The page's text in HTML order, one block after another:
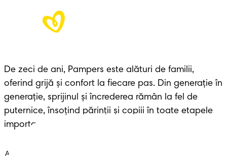
De zeci de ani, Pampers este alături de familii,
oferind grijă și confort la fiecare pas. Din generație în
generație, sprijinul și încrederea rămân la fel de
puternice, însoțind părinții și copiii în toate etapele
importante ale vieții.